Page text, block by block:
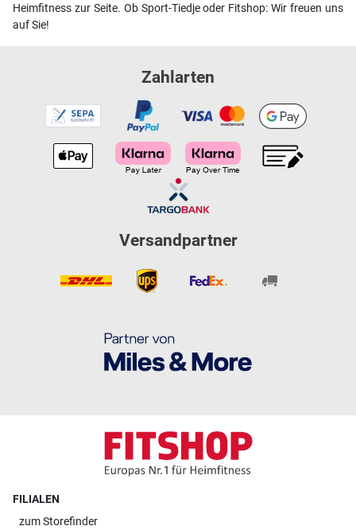
Heimfitness zur Seite. Ob Sport-Tiedje oder Fitshop: Wir freuen uns
auf Sie!
Zahlarten
Versandpartner
FILIALEN
zumStorefinder